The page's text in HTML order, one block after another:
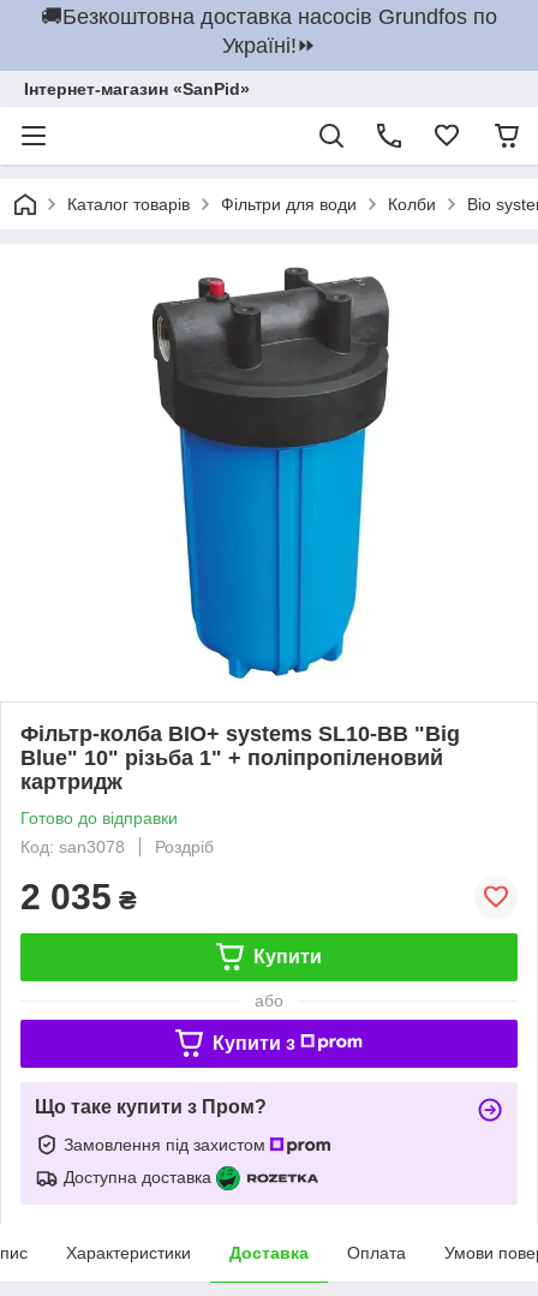
🚚Безкоштовна доставка насосів Grundfos по
Україні!⏩
Інтернет-магазин «SanPid»
Каталог товарів Фільтри для води Колби Bio
Фільтр-колба BIO+ systems SL10-BB "Big
Blue" 10" різьба 1" + поліпропіленовий
картридж
Готово до відправки
Код: san3078
Роздріб
2 035 ₴
Купити
або
Купити з
Що таке купити з Пром?
Замовлення під захистом
Доступна доставка
Характеристики Доставка Оплата Умови